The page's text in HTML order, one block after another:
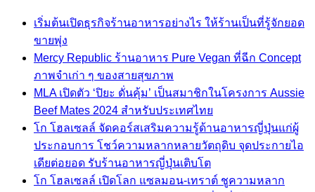
เริ่มต้นเปิดธุรกิจร้านอาหารอย่างไร ให้ร้านเป็นที่รู้จักยอด
ขายพุ่ง
Mercy Republic ร้านอาหาร Pure Vegan ที่ฉีก Concept
ภาพจำเก่า ๆ ของสายสุขภาพ
MLA เปิดตัว ‘ปิยะ ดั่นคุ้ม’ เป็นสมาชิกในโครงการ Aussie
Beef Mates 2024 สำหรับประเทศไทย
โก โฮลเซลล์ จัดคอร์สเสริมความรู้ด้านอาหารญี่ปุ่นแก่ผู้
ประกอบการ โชว์ความหลากหลายวัตถุดิบ จุดประกายไอ
เดียต่อยอด รับร้านอาหารญี่ปุ่นเติบโต
โก โฮลเซลล์ เปิดโลก แซลมอน-เทราต์ ชูความหลาก